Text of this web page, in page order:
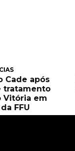
Cade após
tratamento
Vitória em
FFU